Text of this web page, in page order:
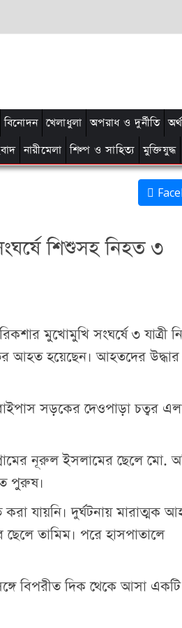
বিনোদন খেলাধুলা অপরাধ ও দুর্নীতি
নারীমেলা শিল্প ও সাহিত্য মুক্তিযুদ্ধ
শিশুসহ নিহত ৩
মুখোমুখি সংঘর্ষে ৩ যাত্রী
আহত হয়েছেন। আহতদের
সড়কের দেওপাড়া চত্বর
নূরুল ইসলামের ছেলে মো.
পুরুষ।
যায়নি। দুর্ঘটনায় মারাত্মক
ছেলে তামিম। পরে হাসপাতালে
বিপরীত দিক থেকে আসা